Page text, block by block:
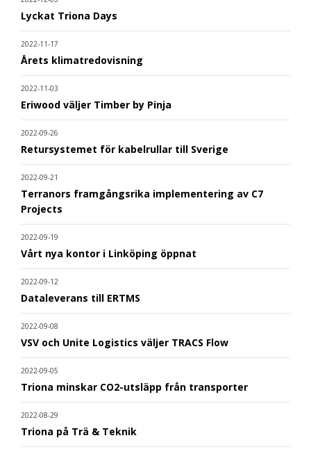
Lyckat Triona Days
2022-11-17
Årets klimatredovisning
2022-11-03
Eriwood väljer Timber by Pinja
2022-09-26
Retursystemet för kabelrullar till Sverige
2022-09-21
Terranors framgångsrika implementering av C7
Projects
2022-09-19
Vårt nya kontor i Linköping öppnat
2022-09-12
Dataleverans till ERTMS
2022-09-08
VSV och Unite Logistics väljer TRACS Flow
2022-09-05
Triona minskar CO2-utsläpp från transporter
2022-08-29
Triona på Trä & Teknik